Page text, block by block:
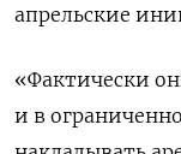
апрельские
«Фактически
и в